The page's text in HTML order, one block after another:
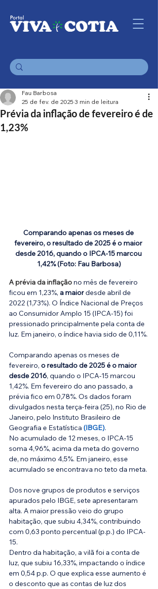
Prévia da inflação de fevereiro é de
1,23%
Fau Barbosa
25 de fev. de 2025 3 min de leitura
Comparando apenas os meses de
fevereiro, o resultado de 2025 é o maior
desde 2016, quando o IPCA-15 marcou
1,42% (Foto: Fau Barbosa)
A prévia da inflação no mês de fevereiro
ficou em 1,23%, a maior desde abril de
2022 (1,73%). O Índice Nacional de Preços
ao Consumidor Amplo 15 (IPCA-15) foi
pressionado principalmente pela conta de
luz. Em janeiro, o índice havia sido de 0,11%.
Comparando apenas os meses de
fevereiro, o resultado de 2025 é o maior
desde 2016, quando o IPCA-15 marcou
1,42%. Em fevereiro do ano passado, a
prévia fico em 0,78%. Os dados foram
divulgados nesta terça-feira (25), no Rio de
Janeiro, pelo Instituto Brasileiro de
Geografia e Estatística (IBGE).
No acumulado de 12 meses, o IPCA-15
soma 4,96%, acima da meta do governo
de, no máximo 4,5%. Em janeiro, esse
acumulado se encontrava no teto da meta.
Dos nove grupos de produtos e serviços
apurados pelo IBGE, sete apresentaram
alta. A maior pressão veio do grupo
habitação, que subiu 4,34%, contribuindo
com 0,63 ponto percentual (p.p.) do IPCA-
15.
Dentro da habitação, a vilã foi a conta de
luz, que subiu 16,33%, impactando o índice
em 0,54 p.p. O que explica esse aumento é
o desconto que as contas de luz dos